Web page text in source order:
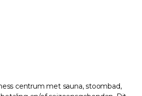
centrum met sauna, stoombad,